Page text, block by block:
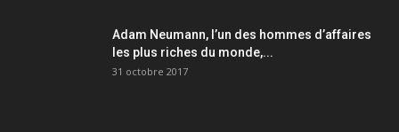
Adam Neumann, l’un des hommes d’affaires
les plus riches du monde,...
31 octobre 2017